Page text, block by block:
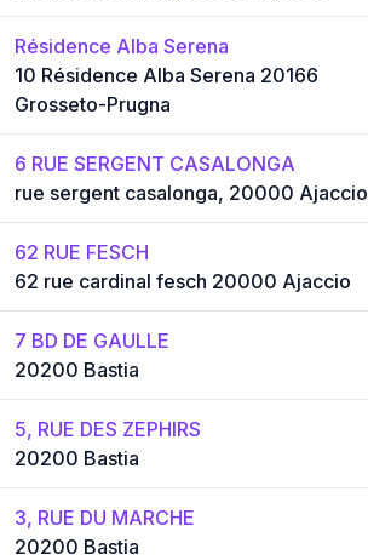
Résidence Alba Serena
10 Résidence Alba Serena 20166
Grosseto-Prugna
6 RUE SERGENT CASALONGA
rue sergent casalonga, 20000 Ajaccio
62 RUE FESCH
62 rue cardinal fesch 20000 Ajaccio
7 BD DE GAULLE
20200 Bastia
5, RUE DES ZEPHIRS
20200 Bastia
3, RUE DU MARCHE
20200 Bastia